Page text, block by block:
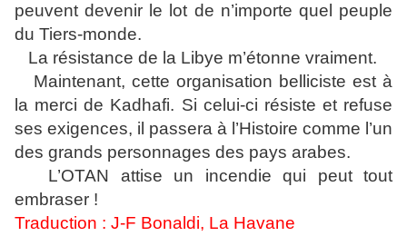
peuvent devenir le lot de n’importe quel peuple
du Tiers-monde.
La résistance de la Libye m’étonne vraiment.
Maintenant, cette organisation belliciste est à
la merci de Kadhafi. Si celui-ci résiste et refuse
ses exigences, il passera à l’Histoire comme l’un
des grands personnages des pays arabes.
L’OTAN attise un incendie qui peut tout
embraser !
Traduction : J-F Bonaldi, La Havane